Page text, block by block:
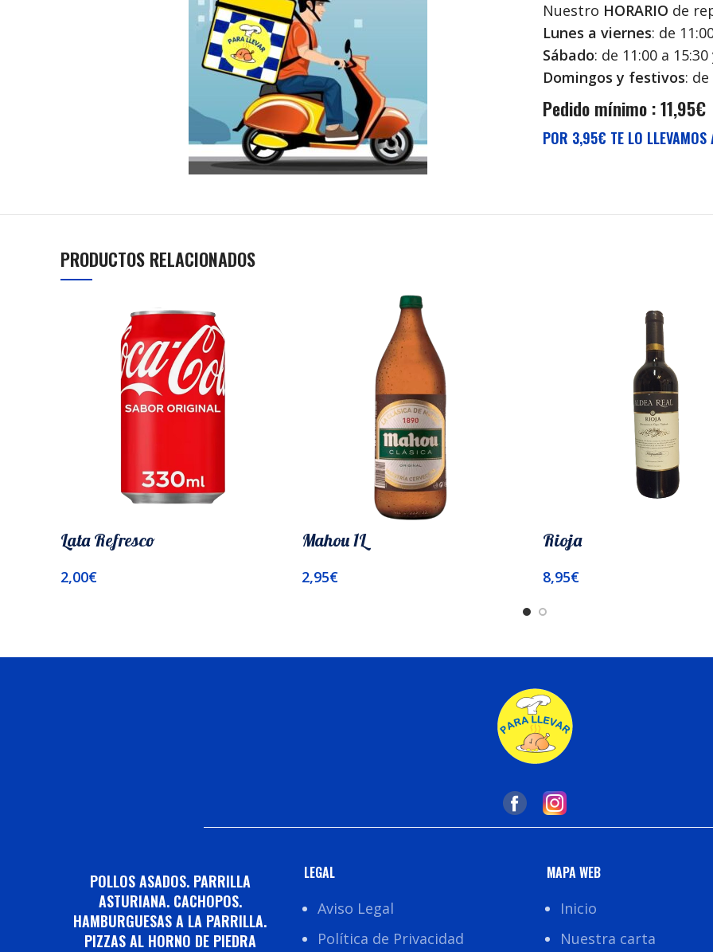
Nuestro HORARIO de
Lunes a viernes: de
Sábado: de 11:00 a
Domingos y festivos:
Pedido mínimo : 11,95€
POR 3,95€ TE LO LLEVAMOS
PRODUCTOS RELACIONADOS
Lata Refresco
2,00€
Mahou 1L
2,95€
Rioja
8,95€
POLLOS ASADOS. PARRILLA
ASTURIANA. CACHOPOS.
HAMBURGUESAS A LA PARRILLA.
PIZZAS AL HORNO DE PIEDRA
LEGAL
Aviso Legal
Política de Privacidad
MAPA WEB
Inicio
Nuestra carta